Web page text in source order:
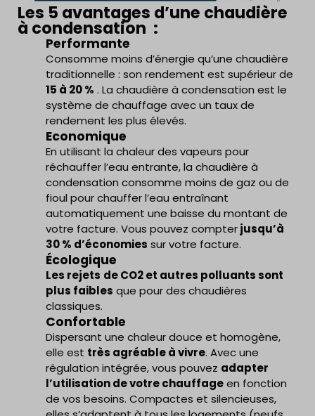
Les 5 avantages d’une chaudière
à condensation :
Performante
Consomme moins d’énergie qu’une chaudière
traditionnelle : son rendement est supérieur de
15 à 20 % . La chaudière à condensation est le
système de chauffage avec un taux de
rendement les plus élevés.
Economique
En utilisant la chaleur des vapeurs pour
réchauffer l’eau entrante, la chaudière à
condensation consomme moins de gaz ou de
fioul pour chauffer l’eau entraînant
automatiquement une baisse du montant de
votre facture. Vous pouvez compterjusqu’à
30 % d’économies sur votre facture.
Écologique
Les rejets de CO2 et autres polluants sont
plus faibles que pour des chaudières
classiques.
Confortable
Dispersant une chaleur douce et homogène,
elle est très agréable à vivre. Avec une
régulation intégrée, vous pouvez adapter
l’utilisation de votre chauffageen fonction
de vos besoins. Compactes et silencieuses,